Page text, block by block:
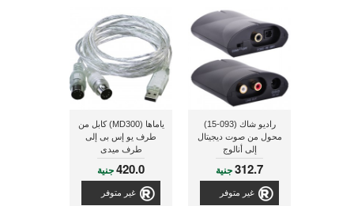
راديو شاك (093-15)
محول من صوت ديجيتال
إلى أنالوج
312.7جنية
غير متوفر
ياماها (MD300) كابل من
طرف يو إس بى إلى
طرف ميدى
420.0جنية
غير متوفر